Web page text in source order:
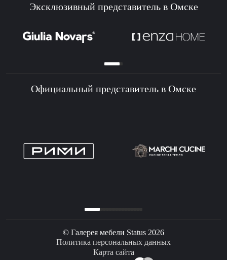
Эксклюзивный представитель в Омске
Официальный представитель в Омске
© Галерея мебели Status 2026
Политика персональных данных
Карта сайта